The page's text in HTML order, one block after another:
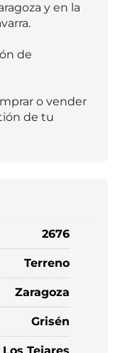
y en la
de
o vender
de tu
2676
Terreno
Zaragoza
Grisén